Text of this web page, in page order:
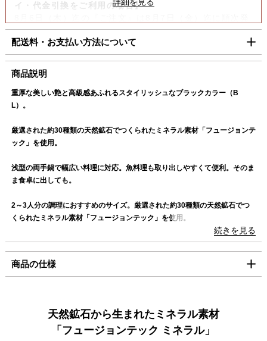
イ・代金引換をご利用の場合】
送いたします。
【コンビニ決済をご利用の場合】
8月6日（木）迄の『ご注文及びご入金確認分』は8月7日
（金）迄に順次発送いたします。
上記日時以降のご注文及びご入金確認分につきましては、8月
お願い申し上げます。
配送料・お支払い方法について
■配送料（税込）
北海道 1,100円
北陸・中部・関西
中国・四国
九州 1,100円
沖縄
海外への発送は行っておりません。
「コンパクト便」の送料はこちら。
「コンパクト便」を選択の場合は、クレジット決済のみのご利用となりま
す。
一括払のみご利用可能です。
商品説明
重厚な美しい艶と高級感あふれるスタイリッシュなブラックカラー（B
L）。
厳選された約30種類の天然鉱石でつくられたミネラル素材「フュージョンテ
ック」を使用。
浅型の両手鍋で幅広い料理に対応。魚料理も取り出しやすくて便利。そのま
ま食卓に出しても。
2～3人分の調理におすすめのサイズ。厳選された約30種類の天然鉱石でつ
くられたミネラル素材「フュージョンテック」を使用。
「フュージョンテック ミネラル」シリーズは、厳選された約30種類の天然
構造にしているので、非常に頑丈な素材です。 無水調理も可能。セラミッ
「ローキャセロール」は浅型の両手鍋で幅広い料理に対応。魚料理も取り出
しやすくて便利。そのまま食卓に出しても。
続きを見る
商品の仕様
外寸（mm）:215
外寸取っ手込（mm）:290
高さ本体のみ（mm）:85
天然鉱石から生まれたミネラル素材
「フュージョンテック ミネラル」